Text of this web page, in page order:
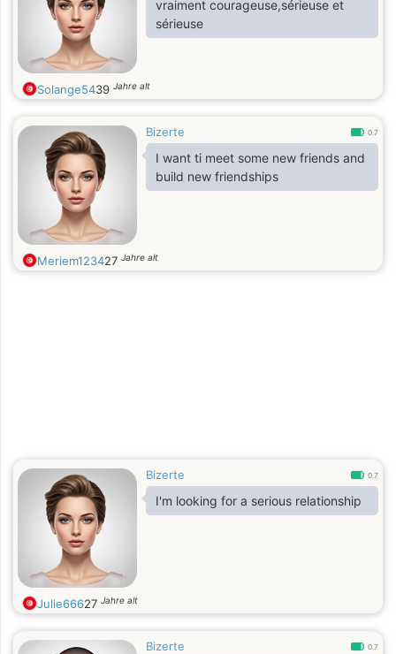
vraiment courageuse,sérieuse et
sérieuse
Solange5439 Jahre alt
Bizerte 0.7
I want ti meet some new friends and
build new friendships
Meriem123427 Jahre alt
Bizerte 0.7
I'm looking for a serious relationship
Julie66627 Jahre alt
Bizerte 0.7